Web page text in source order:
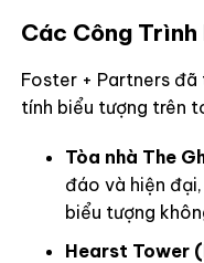
Các Công
Foster + Partners
tính biểu tượng trên
Tòa nhà The
đáo và hiện
biểu tượng
Hearst Tower